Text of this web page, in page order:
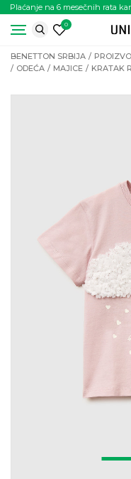
Plaćanje na 6 mesečnih rata
0
BENETTON SRBIJA
ODEĆA
MAJICE KRATAK